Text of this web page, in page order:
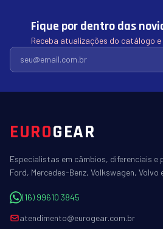
Fique por dentro das
Receba atualizações do catálogo
EUROGEAR
Especialistas em câmbios, diferenciais
Ford, Mercedes-Benz, Volkswagen, Volvo
(16) 99610 3845
atendimento@eurogear.com.br